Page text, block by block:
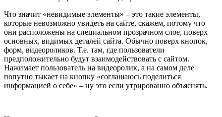
Что значит «невидимые элементы» – это такие элементы,
которые невозможно увидеть на сайте, скажем, потому что
они расположены на специальном прозрачном слое, поверх
основных, видимых деталей сайта. Обычно поверх кнопок,
форм, видеороликов. Т.е. там, где пользователи
предположительно будут взаимодействовать с сайтом.
Нажимает пользователь на видеоролик, а на самом деле
попутно тыкает на кнопку «соглашаюсь поделиться
информацией о себе» – ну это если утрированно объяснять.